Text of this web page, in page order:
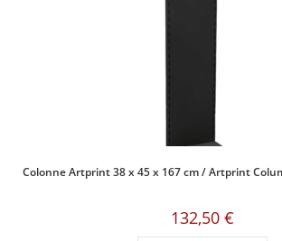
Colonne Artprint 38 x 45 x 167 cm / Artprint
132,50 €